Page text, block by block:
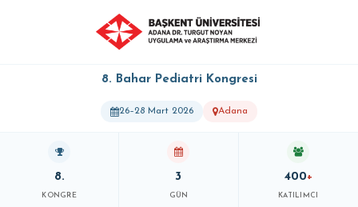
8. Bahar Pediatri Kongresi
26–28 Mart 2026 Adana
8.
KONGRE
3
GÜN
400+
KATILIMCI